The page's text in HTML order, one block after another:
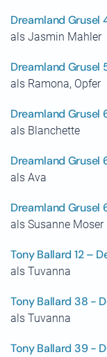
Dreamland Grusel
als Jasmin Mahler
Dreamland Grusel
als Ramona, Opfer
Dreamland Grusel
als Blanchette
Dreamland Grusel
als Ava
Dreamland Grusel
als Susanne Moser
Tony Ballard 12 –
als Tuvanna
Tony Ballard 38 -
als Tuvanna
Tony Ballard 39 -